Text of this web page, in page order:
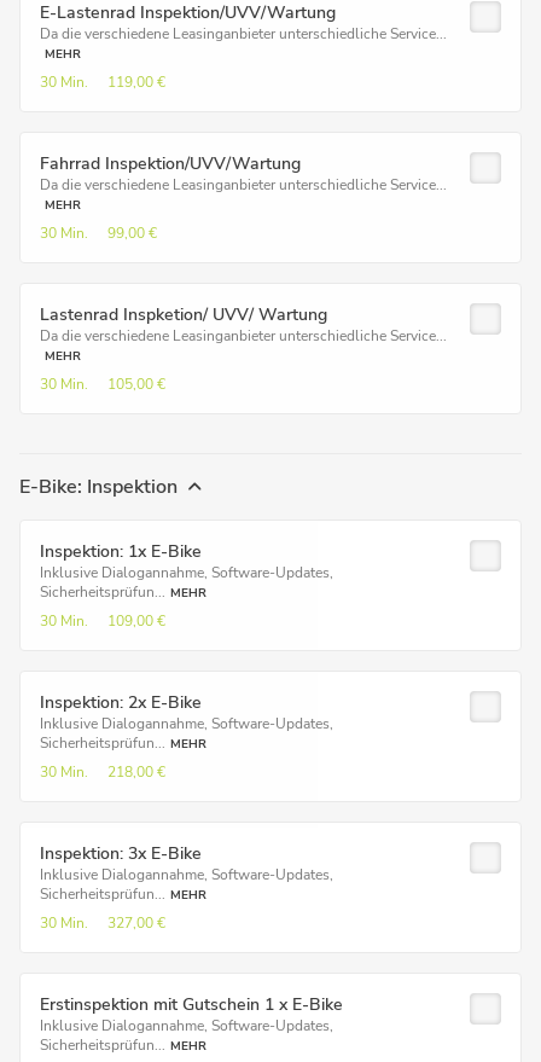
E-Lastenrad Inspektion/UVV/Wartung
Da die verschiedene Leasinganbieter unterschiedliche Service...
MEHR
30 Min. 119,00 €
Fahrrad Inspektion/UVV/Wartung
Da die verschiedene Leasinganbieter unterschiedliche Service...
MEHR
30 Min. 99,00 €
Lastenrad Inspketion/ UVV/ Wartung
Da die verschiedene Leasinganbieter unterschiedliche Service...
MEHR
30 Min. 105,00 €
E-Bike: Inspektion
Inspektion: 1x E-Bike
Inklusive Dialogannahme, Software-Updates,
Sicherheitsprüfun... MEHR
30 Min. 109,00 €
Inspektion: 2x E-Bike
Inklusive Dialogannahme, Software-Updates,
Sicherheitsprüfun... MEHR
30 Min. 218,00 €
Inspektion: 3x E-Bike
Inklusive Dialogannahme, Software-Updates,
Sicherheitsprüfun... MEHR
30 Min. 327,00 €
Erstinspektion mit Gutschein 1 x E-Bike
Inklusive Dialogannahme, Software-Updates,
Sicherheitsprüfun... MEHR